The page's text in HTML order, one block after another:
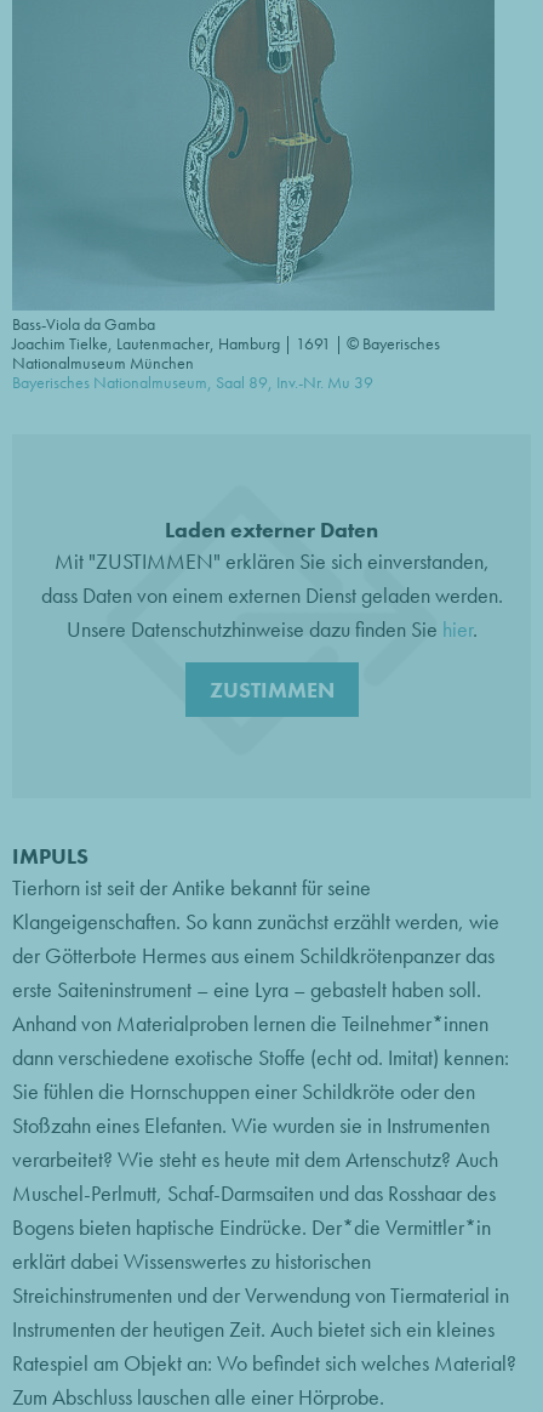
Bass-Viola da Gamba
Joachim Tielke, Lautenmacher, Hamburg | 1691 | © Bayerisches
Nationalmuseum München
Bayerisches Nationalmuseum, Saal 89, Inv.-Nr. Mu 39
Laden externer Daten
Mit "ZUSTIMMEN" erklären Sie sich einverstanden,
dass Daten von einem externen Dienst geladen werden.
Unsere Datenschutzhinweise dazu finden Sie hier.
ZUSTIMMEN
IMPULS
Tierhorn ist seit der Antike bekannt für seine
Klangeigenschaften. So kann zunächst erzählt werden, wie
der Götterbote Hermes aus einem Schildkrötenpanzer das
erste Saiteninstrument – eine Lyra – gebastelt haben soll.
Anhand von Materialproben lernen die Teilnehmer*innen
dann verschiedene exotische Stoffe (echt od. Imitat) kennen:
Sie fühlen die Hornschuppen einer Schildkröte oder den
Stoßzahn eines Elefanten. Wie wurden sie in Instrumenten
verarbeitet? Wie steht es heute mit dem Artenschutz? Auch
Muschel-Perlmutt, Schaf-Darmsaiten und das Rosshaar des
Bogens bieten haptische Eindrücke. Der*die Vermittler*in
erklärt dabei Wissenswertes zu historischen
Streichinstrumenten und der Verwendung von Tiermaterial in
Instrumenten der heutigen Zeit. Auch bietet sich ein kleines
Ratespiel am Objekt an: Wo befindet sich welches Material?
Zum Abschluss lauschen alle einer Hörprobe.